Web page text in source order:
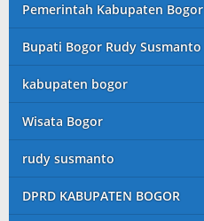
Pemerintah Kabupaten Bogor
Bupati Bogor Rudy Susmanto
kabupaten bogor
Wisata Bogor
rudy susmanto
DPRD KABUPATEN BOGOR